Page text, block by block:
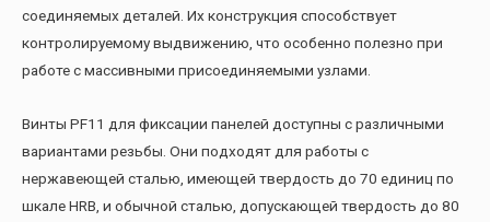
соединяемых деталей. Их конструкция способствует
контролируемому выдвижению, что особенно полезно при
работе с массивными присоединяемыми узлами.
Винты PF11 для фиксации панелей доступны с различными
вариантами резьбы. Они подходят для работы с
нержавеющей сталью, имеющей твердость до 70 единиц по
шкале HRB, и обычной сталью, допускающей твердость до 80